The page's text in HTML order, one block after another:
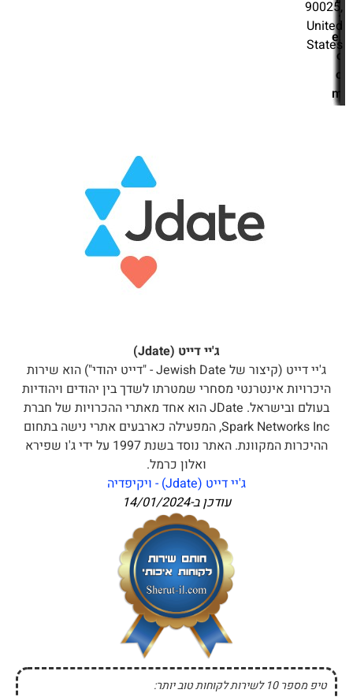
ג'יי דייט (Jdate)
ג'יי דייט (קיצור של Jewish Date - "דייט יהודי") הוא שירות
היכרויות אינטרנטי מסחרי שמטרתו לשדך בין יהודים ויהודיות
בעולם ובישראל. JDate הוא אחד מאתרי ההכרויות של חברת
Spark Networks Inc, המפעילה כארבעים אתרי נישה בתחום
ההיכרות המקוונת. האתר נוסד בשנת 1997 על ידי ג'ו שפירא
ואלון כרמל.
ג'יי דייט (Jdate) - ויקיפדיה
עודכן ב-14/01/2024
טיפ מספר 10 לשירות לקוחות טוב יותר:
t
e.
c
o
m
90025,
United
States